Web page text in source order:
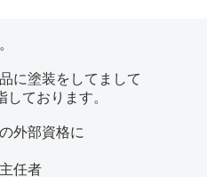
に塗装をしてまして
しております。
外部資格に
任者